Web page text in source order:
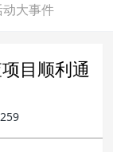
动大事件
目顺利通
259